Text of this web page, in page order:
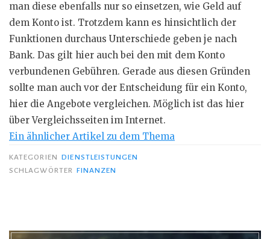
man diese ebenfalls nur so einsetzen, wie Geld auf
dem Konto ist. Trotzdem kann es hinsichtlich der
Funktionen durchaus Unterschiede geben je nach
Bank. Das gilt hier auch bei den mit dem Konto
verbundenen Gebühren. Gerade aus diesen Gründen
sollte man auch vor der Entscheidung für ein Konto,
hier die Angebote vergleichen. Möglich ist das hier
über Vergleichsseiten im Internet.
Ein ähnlicher Artikel zu dem Thema
KATEGORIEN DIENSTLEISTUNGEN
SCHLAGWÖRTER FINANZEN